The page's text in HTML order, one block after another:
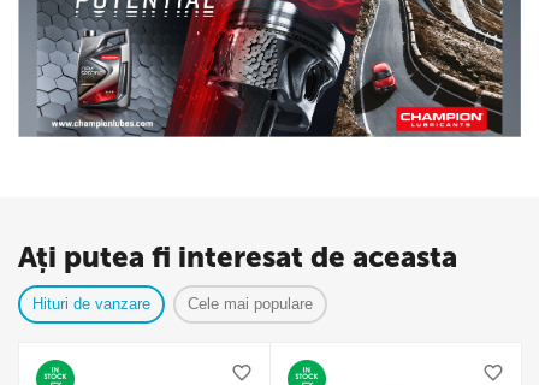
Ați putea fi interesat de aceasta
Hituri de vanzare Cele mai populare